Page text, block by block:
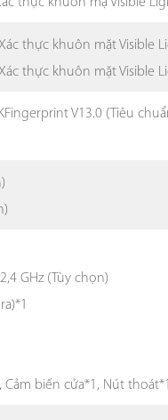
thực khuôn mặt Visible
Xác thực khuôn mặt Visible
V13.0 (Tiêu
GHz (Tùy chọn)
biến cửa*1, Nút